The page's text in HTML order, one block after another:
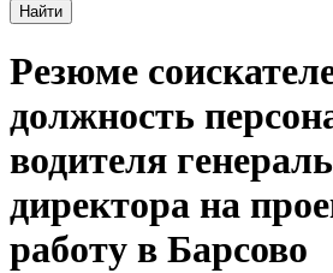
Найти
Резюме
должность
водителя
директора на
работу в Барсово